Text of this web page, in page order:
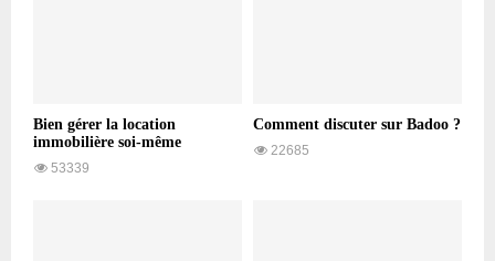
Bien gérer la location
immobilière soi-même
53339
Comment discuter sur Badoo ?
22685